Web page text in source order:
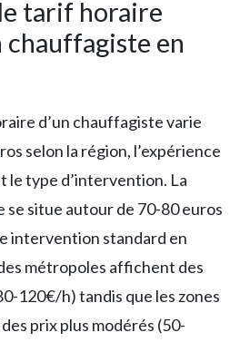
tarif horaire
chauffagiste en
d’un chauffagiste varie
selon la région, l’expérience
le type d’intervention. La
se situe autour de 70-80 euros
intervention standard en
métropoles affichent des
120€/h) tandis que les zones
prix plus modérés (50-